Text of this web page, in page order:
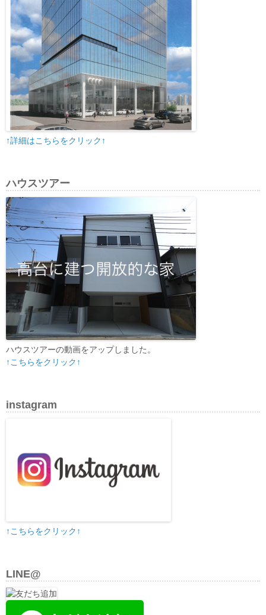
↑詳細はこちらをクリック↑
ハウスツアー
ハウスツアーの動画をアップしました。
↑こちらをクリック↑
instagram
↑こちらをクリック↑
LINE@